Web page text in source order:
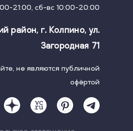
21:00, сб-вс 10:00-20:00
район, г. Колпино, ул.
Загородная 71
не являются публичной
офёртой